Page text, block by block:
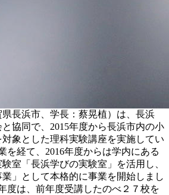
長浜市、学長：蔡晃植）は、長浜
協同で、2015年度から長浜市内の小
象とした理科実験講座を実施してい
を経て、2016年度からは学内にある
室「長浜学びの実験室」を活用し、
業」として本格的に事業を開始しまし
度は、前年度受講したのべ２７校を